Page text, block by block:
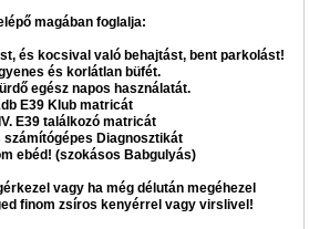
magában foglalja:
és kocsival való behajtást, bent parkolást!
és korlátlan büfét.
egész napos használatát.
E39 Klub matricát
E39 találkozó matricát
számítógépes Diagnosztikát
ebéd! (szokásos Babgulyás)
vagy ha még délután megéhezel
finom zsíros kenyérrel vagy virslivel!